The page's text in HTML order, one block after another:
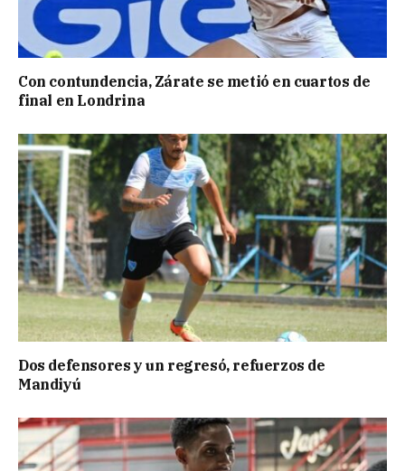
Con contundencia, Zárate se metió en cuartos de
final en Londrina
Dos defensores y un regresó, refuerzos de
Mandiyú